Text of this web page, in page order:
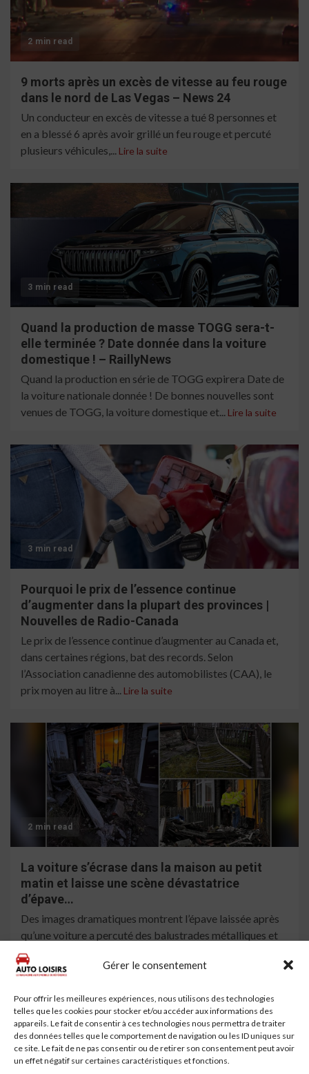
Gérer le consentement
Pour offrir les meilleures expériences, nous utilisons des technologies
telles que les cookies pour stocker et/ou accéder aux informations des
appareils. Le fait de consentir à ces technologies nous permettra de traiter
des données telles que le comportement de navigation ou les ID uniques sur
ce site. Le fait de ne pas consentir ou de retirer son consentement peut avoir
un effet négatif sur certaines caractéristiques et fonctions.
2 min read
9 morts après un excès de vitesse au feu rouge
dans le nord de Las Vegas – News 24
Un conducteur en excès de vitesse a tué 8 personnes et
en a blessé 6 après avoir grillé un feu rouge et percuté
plusieurs véhicules,... Lire la suite
3 min read
Quand la production de masse TOGG sera-t-
elle terminée ? Date donnée dans la voiture
domestique ! – RaillyNews
Quand la production en série de TOGG expirera Date de
la voiture nationale donnée ! De bonnes nouvelles sont
venues de TOGG, la voiture domestique et... Lire la suite
3 min read
Pourquoi le prix de l’essence continue
d’augmenter dans la plupart des provinces |
Nouvelles de Radio-Canada
Le prix de l’essence continue d’augmenter au Canada et,
dans certaines régions, bat des records. Selon
l’Association canadienne des automobilistes (CAA), le
prix moyen au litre à... Lire la suite
2 min read
La voiture s’écrase dans la maison au petit
matin et laisse une scène dévastatrice
d’épave…
Des images dramatiques montrent l’épave laissée après
qu’une voiture a percuté des balustrades métalliques et
s’est écrasée devant une maison. Le fracas s’est produit
aux...Lire la suite